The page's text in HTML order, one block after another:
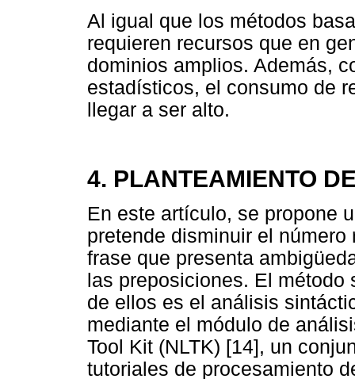
Al igual que los métodos
requieren recursos que en
dominios amplios. Además,
estadísticos, el consumo de
llegar a ser alto.
4. PLANTEAMIENTO
En este artículo, se propone
pretende disminuir el
frase que presenta
las preposiciones. El método
de ellos es el análisis
mediante el módulo de
Tool Kit (NLTK) [14], un
tutoriales de procesamiento